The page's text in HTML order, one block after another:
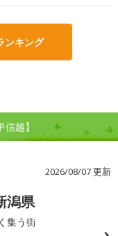
ンキング
越】
2026/08/07 更新
潟県
集う街